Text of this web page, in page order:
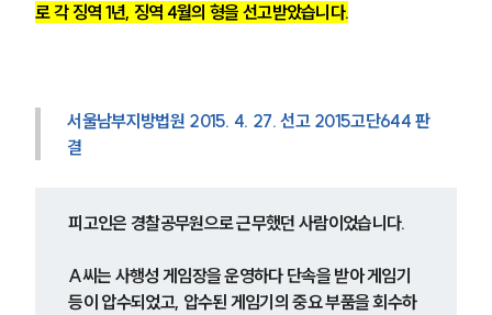
로 각 징역 1년, 징역 4월의 형을 선고받았습니다.
서울남부지방법원 2015. 4. 27. 선고 2015고단644 판
결
피고인은 경찰공무원으로 근무했던 사람이었습니다.
A씨는 사행성 게임장을 운영하다 단속을 받아 게임기
등이 압수되었고, 압수된 게임기의 중요 부품을 회수하